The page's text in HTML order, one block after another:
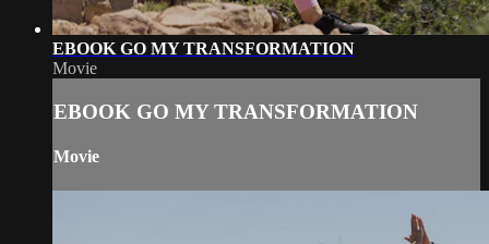
EBOOK GO MY TRANSFORMATION
Movie
EBOOK GO MY TRANSFORMATION
Movie